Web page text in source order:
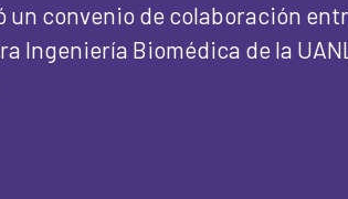
un convenio de colaboración
Ingeniería Biomédica de la